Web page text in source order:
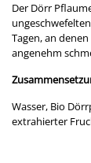
Der Dörr
Tagen, an
angenehm
Wasser, Bio
extrahierter